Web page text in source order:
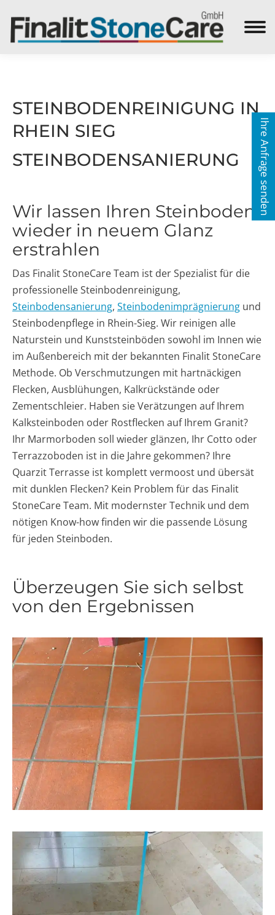
Search:
STEINBODENREINIGUNG IN
RHEIN SIEG
STEINBODENSANIERUNG
Wir lassen Ihren Steinboden
wieder in neuem Glanz
erstrahlen
Das Finalit StoneCare Team ist der Spezialist für die
professionelle Steinbodenreinigung,
Steinbodensanierung, Steinbodenimprägnierung und
Steinbodenpflege in Rhein-Sieg. Wir reinigen alle
Naturstein und Kunststeinböden sowohl im Innen wie
im Außenbereich mit der bekannten Finalit StoneCare
Methode. Ob Verschmutzungen mit hartnäckigen
Flecken, Ausblühungen, Kalkrückstände oder
Zementschleier. Haben sie Verätzungen auf Ihrem
Kalksteinboden oder Rostflecken auf Ihrem Granit?
Ihr Marmorboden soll wieder glänzen, Ihr Cotto oder
Terrazzoboden ist in die Jahre gekommen? Ihre
Quarzit Terrasse ist komplett vermoost und übersät
mit dunklen Flecken? Kein Problem für das Finalit
StoneCare Team. Mit modernster Technik und dem
nötigen Know-how finden wir die passende Lösung
für jeden Steinboden.
Überzeugen Sie sich selbst
von den Ergebnissen
Ihre Anfrage senden